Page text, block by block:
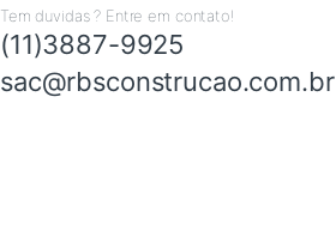
Tem duvidas ? Entre em contato!
(11)3887-9925
sac@rbsconstrucao.com.br